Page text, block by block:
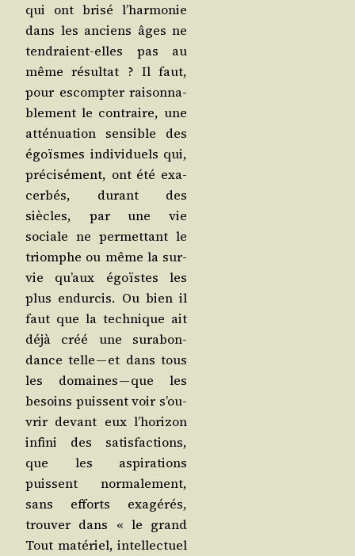
qui ont bri­sé l’har­mo­nie
dans les anciens âges ne
ten­draient-elles pas au
même résul­tat ? Il faut,
pour escomp­ter rai­son­na­
ble­ment le contraire, une
atté­nua­tion sen­sible des
égoïsmes indi­vi­duels qui,
pré­ci­sé­ment, ont été exa­
cer­bés, durant des
siècles, par une vie
sociale ne per­met­tant le
triomphe ou même la sur­
vie qu’aux égoïstes les
plus endur­cis. Ou bien il
faut que la tech­nique ait
déjà créé une sur­abon­
dance telle — et dans tous
les domaines — que les
besoins puissent voir s’ou­
vrir devant eux l’ho­ri­zon
infi­ni des satis­fac­tions,
que les aspi­ra­tions
puissent nor­ma­le­ment,
sans efforts exa­gé­rés,
trou­ver dans « le grand
Tout maté­riel, intel­lec­tuel